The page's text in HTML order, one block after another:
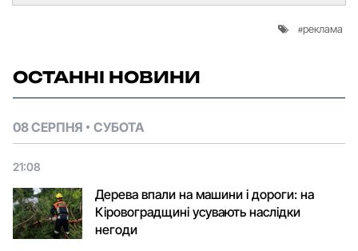
реклама
ОСТАННІ НОВИНИ
08 СЕРПНЯ СУБОТА
21:08
Дерева впали на машини і дороги: на
Кіровоградщині усувають наслідки
негоди